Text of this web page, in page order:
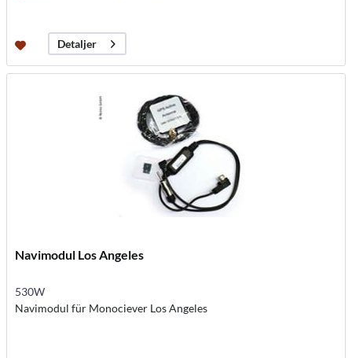
Detaljer
Navimodul Los Angeles
530W
Navimodul für Monociever Los Angeles